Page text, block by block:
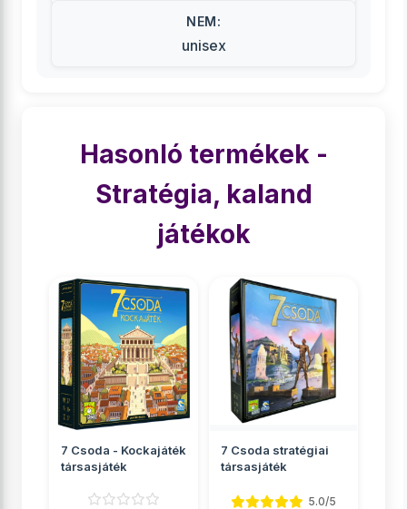
NEM:
unisex
Hasonló termékek -
Stratégia, kaland
játékok
7 Csoda - Kockajáték
társasjáték
7 Csoda stratégiai
társasjáték
5.0/5